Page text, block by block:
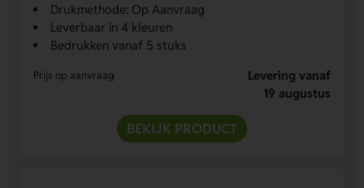
Drukmethode: Op Aanvraag
Leverbaar in 4 kleuren
Bedrukken vanaf 5 stuks
Prijs op aanvraag
Levering vanaf
19 augustus
BEKIJK PRODUCT